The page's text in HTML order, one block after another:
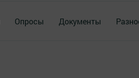
Опросы Документы